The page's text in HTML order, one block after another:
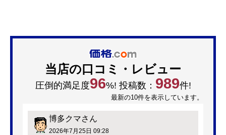
当店の口コミ・レビュー
圧倒的満足度96%! 投稿数： 989件!
最新の10件を表示しています。
博多クマさん
2026年7月25日 09:28